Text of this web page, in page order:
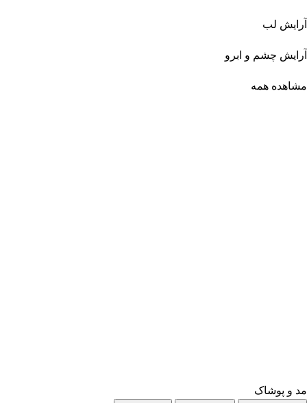
آرایش لب
آرایش چشم و ابرو
مشاهده همه
مد و پوشاک